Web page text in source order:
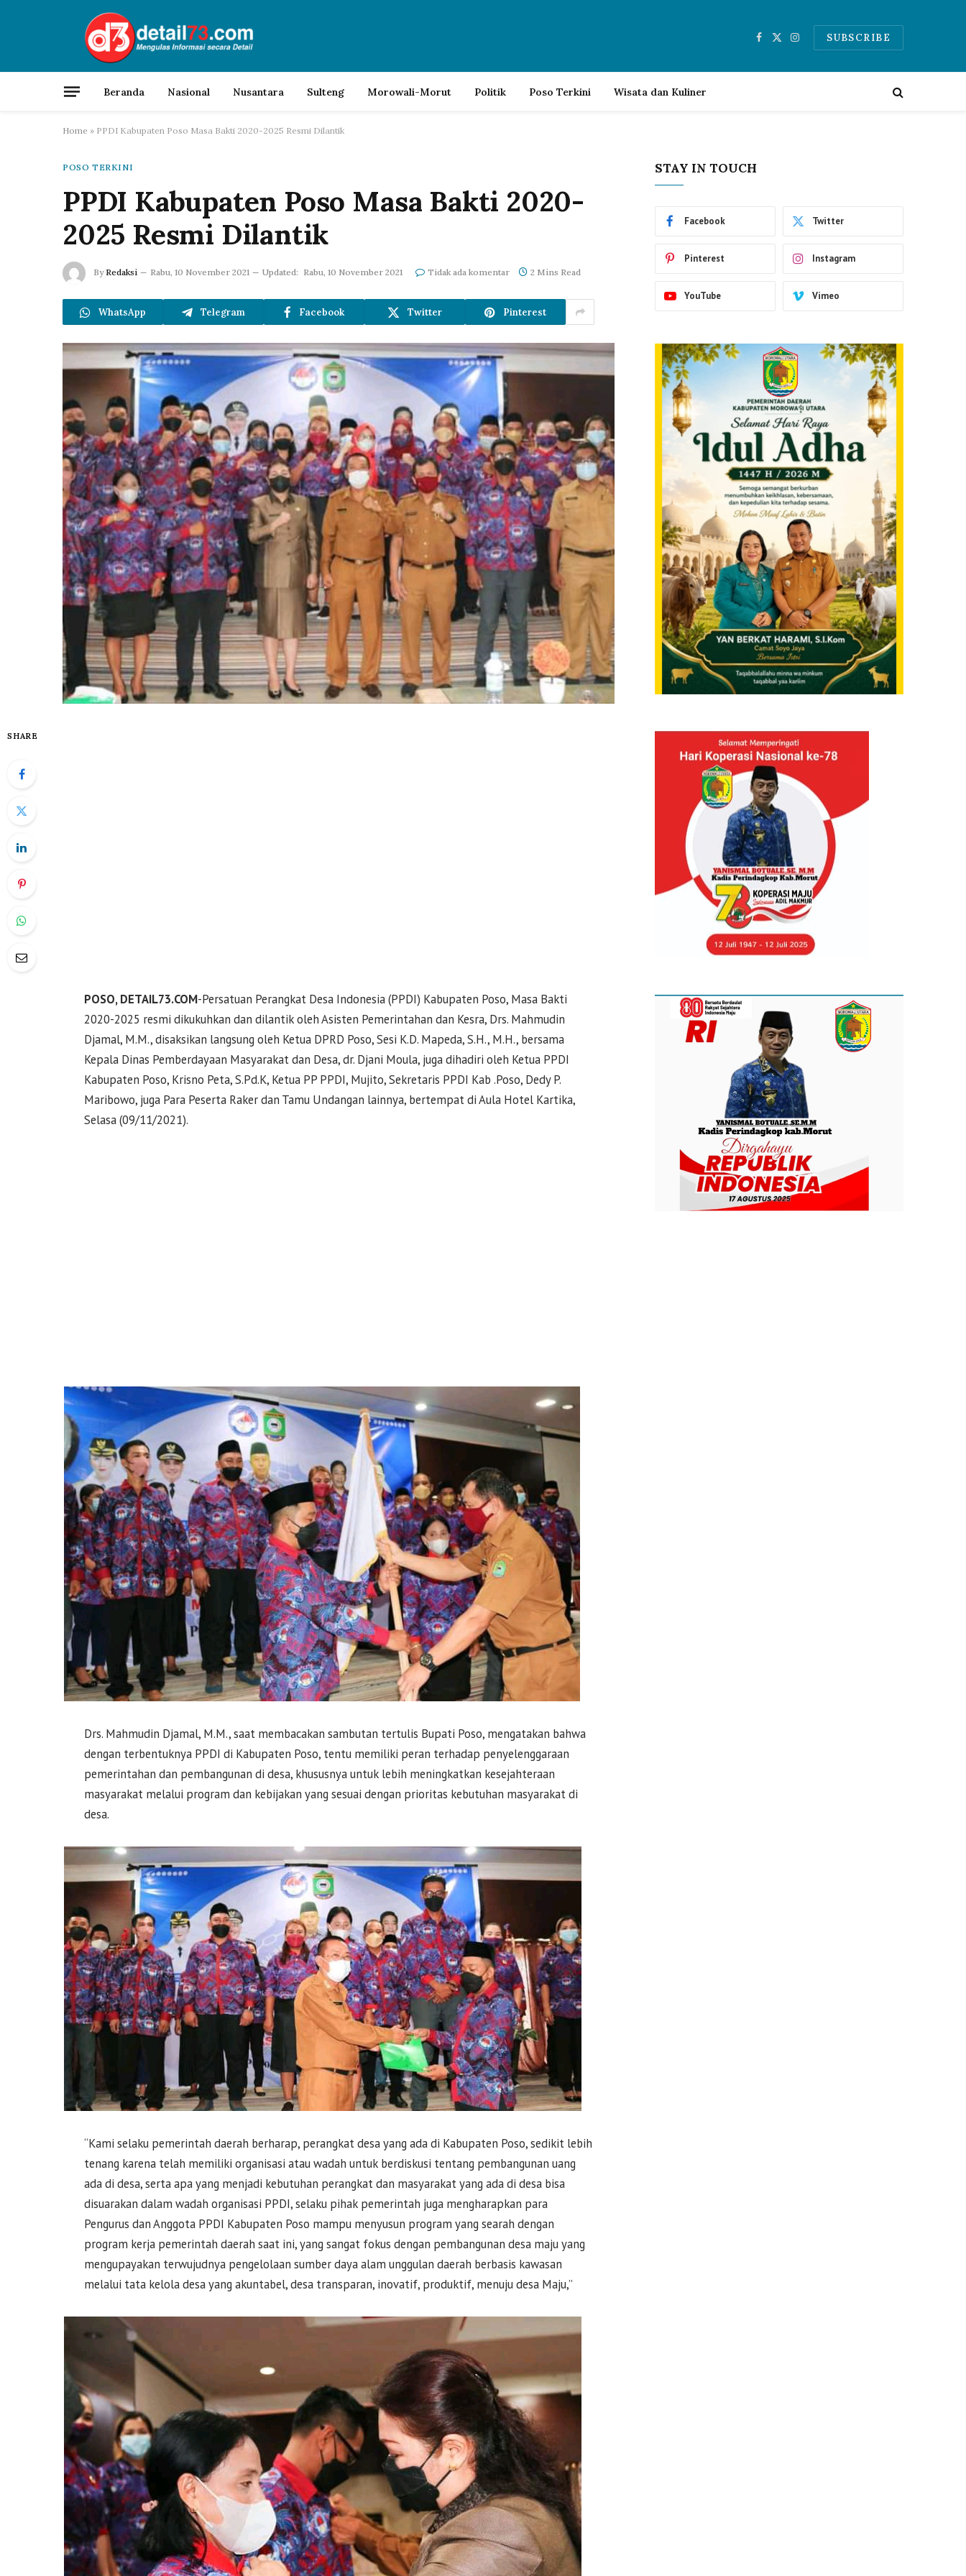
Facebook
X
InstagramSUBSCRIBE
Beranda Nasional Nusantara Sulteng Morowali-Morut Politik Poso Terkini Wisata dan Kuliner
Home » PPDI Kabupaten Poso Masa Bakti 2020-2025 Resmi Dilantik
POSO TERKINI
PPDI Kabupaten Poso Masa Bakti 2020-
2025 Resmi Dilantik
By Redaksi Rabu, 10 November 2021 Updated: Rabu, 10 November 2021 Tidak ada komentar 2 Mins Read
WhatsApp Telegram Facebook Twitter Pinterest
SHARE
POSO, DETAIL73.COM-Persatuan Perangkat Desa Indonesia (PPDI) Kabupaten Poso, Masa Bakti
2020-2025 resmi dikukuhkan dan dilantik oleh Asisten Pemerintahan dan Kesra, Drs. Mahmudin
Djamal, M.M., disaksikan langsung oleh Ketua DPRD Poso, Sesi K.D. Mapeda, S.H., M.H., bersama
Kepala Dinas Pemberdayaan Masyarakat dan Desa, dr. Djani Moula, juga dihadiri oleh Ketua PPDI
Kabupaten Poso, Krisno Peta, S.Pd.K, Ketua PP PPDI, Mujito, Sekretaris PPDI Kab .Poso, Dedy P.
Maribowo, juga Para Peserta Raker dan Tamu Undangan lainnya, bertempat di Aula Hotel Kartika,
Selasa (09/11/2021).
Drs. Mahmudin Djamal, M.M., saat membacakan sambutan tertulis Bupati Poso, mengatakan bahwa
dengan terbentuknya PPDI di Kabupaten Poso, tentu memiliki peran terhadap penyelenggaraan
pemerintahan dan pembangunan di desa, khususnya untuk lebih meningkatkan kesejahteraan
masyarakat melalui program dan kebijakan yang sesuai dengan prioritas kebutuhan masyarakat di
desa.
“Kami selaku pemerintah daerah berharap, perangkat desa yang ada di Kabupaten Poso, sedikit lebih
tenang karena telah memiliki organisasi atau wadah untuk berdiskusi tentang pembangunan uang
ada di desa, serta apa yang menjadi kebutuhan perangkat dan masyarakat yang ada di desa bisa
disuarakan dalam wadah organisasi PPDI, selaku pihak pemerintah juga mengharapkan para
Pengurus dan Anggota PPDI Kabupaten Poso mampu menyusun program yang searah dengan
program kerja pemerintah daerah saat ini, yang sangat fokus dengan pembangunan desa maju yang
mengupayakan terwujudnya pengelolaan sumber daya alam unggulan daerah berbasis kawasan
melalui tata kelola desa yang akuntabel, desa transparan, inovatif, produktif, menuju desa Maju,”
STAY IN TOUCH
Facebook Twitter
Pinterest Instagram
YouTube Vimeo